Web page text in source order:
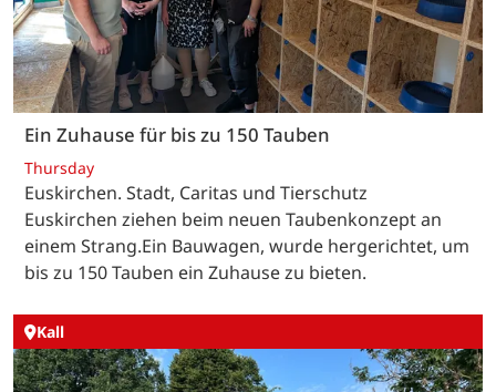
Ein Zuhause für bis zu 150 Tauben
Thursday
Euskirchen. Stadt, Caritas und Tierschutz
Euskirchen ziehen beim neuen Taubenkonzept an
einem Strang.Ein Bauwagen, wurde hergerichtet, um
bis zu 150 Tauben ein Zuhause zu bieten.
Kall